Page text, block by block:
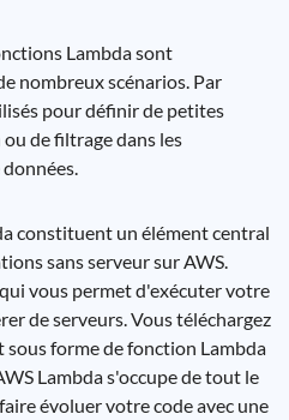
Lambda sont
nombreux scénarios. Par
pour définir de petites
de filtrage dans les
constituent un élément central
sans serveur sur AWS.
vous permet d'exécuter votre
de serveurs. Vous téléchargez
forme de fonction Lambda
Lambda s'occupe de tout le
évoluer votre code avec une